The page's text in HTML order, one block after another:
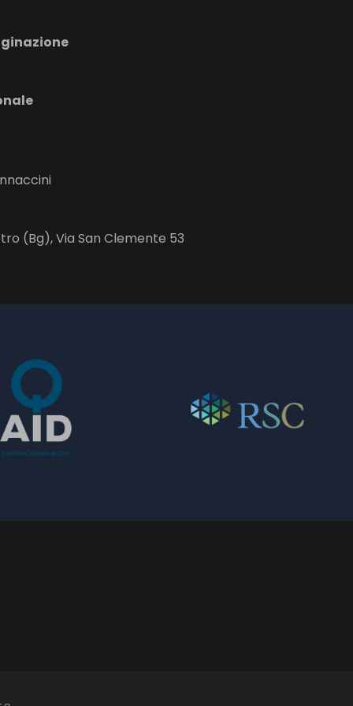
(Bg), Via San Clemente 53